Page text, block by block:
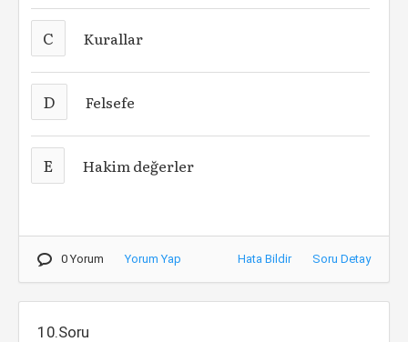
C Kurallar
D Felsefe
E Hakim değerler
0 Yorum Yorum Yap Hata Bildir Soru Detay
10.Soru